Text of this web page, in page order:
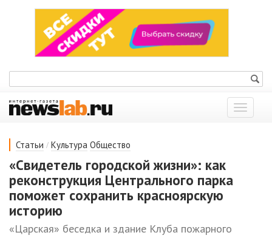
Показать
меню
Статьи / Культура Общество
«Свидетель городской жизни»: как
реконструкция Центрального парка
поможет сохранить красноярскую
историю
«Царская» беседка и здание Клуба пожарного